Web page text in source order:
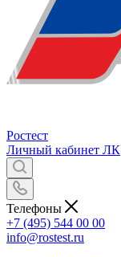
Ростест
Личный кабинет ЛК
Телефоны
+7 (495) 544 00 00
info@rostest.ru